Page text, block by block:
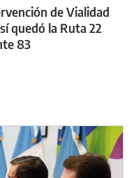
de Vialidad
quedó la Ruta 22
83